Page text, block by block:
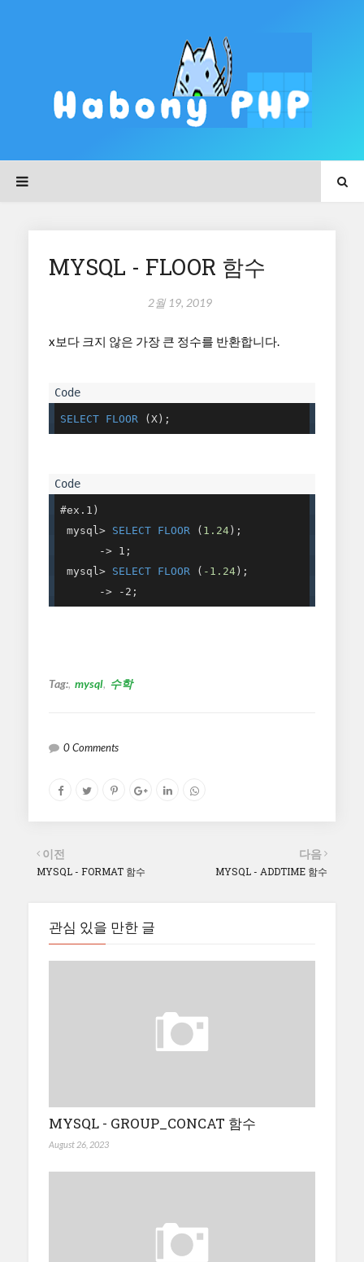
MYSQL - FLOOR 함수
2월 19, 2019
x보다 크지 않은 가장 큰 정수를 반환합니다.
SELECT FLOOR (X);
#ex.1)
mysql> SELECT FLOOR ( 1.24);
      -> 1;
mysql> SELECT FLOOR ( -1.24);
      -> -2;
Tag: mysql 수학
0 Comments
다음
MYSQL - ADDTIME 함수
이전
MYSQL - FORMAT 함수
관심 있을 만한 글
MYSQL - GROUP_CONCAT 함수
August 26, 2023